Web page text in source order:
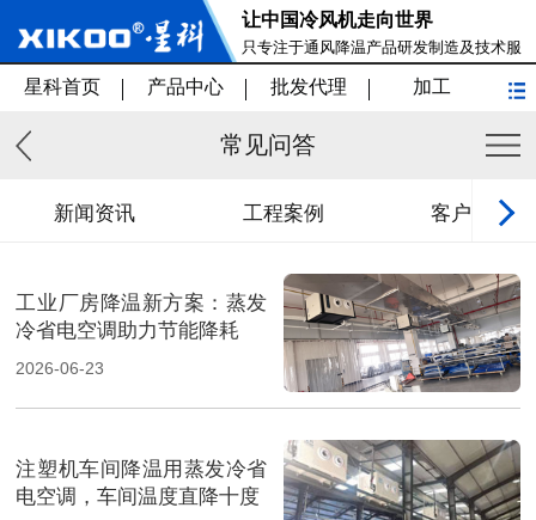
让中国冷风机走向世界
只专注于通风降温产品研发制造及技术服
务
星科首页 产品中心 批发代理 加工
常见问答
新闻资讯 工程案例 客户见证
工业厂房降温新方案：蒸发
冷省电空调助力节能降耗
2026-06-23
注塑机车间降温用蒸发冷省
电空调，车间温度直降十度